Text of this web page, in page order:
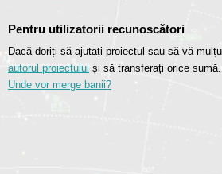
Pentru utilizatorii recunoscători
Dacă doriți să ajutați proiectul sau să vă
autorul proiectului și să transferați orice sumă.
Unde vor merge banii?